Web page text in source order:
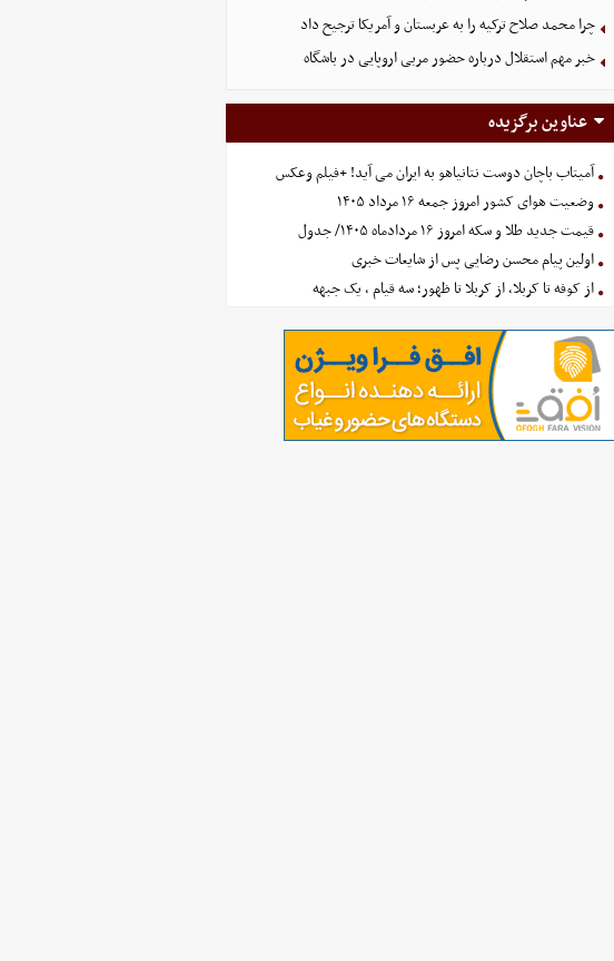
چرا محمد صلاح ترکیه را به عربستان و آمریکا ترجیح داد
خبر مهم استقلال درباره حضور مربی اروپایی در باشگاه
عناوین برگزیده
آمیتاب باچان دوست نتانیاهو به ایران می آید! +فیلم وعکس
وضعیت هوای کشور امروز جمعه ۱۶ مرداد ۱۴۰۵
قیمت جدید طلا و سکه امروز ۱۶ مردادماه ۱۴۰۵/ جدول
اولین پیام محسن رضایی پس از شایعات خبری
از کوفه تا کربلا، از کربلا تا ظهور؛ سه قیام ، یک جبهه